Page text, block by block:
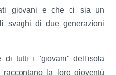
giovani e che ci sia un
svaghi di due generazioni
di tutti i "giovani" dell'isola
la loro gioventù